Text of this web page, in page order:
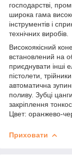
господарстві,
широка гама
інструментів і
технічних виробів.
Високоякісний
встановлений на
приєднувати інші
пістолети,
автоматична
поливу. Зубці
закріплення
Цвет: оранжево-
Приховати